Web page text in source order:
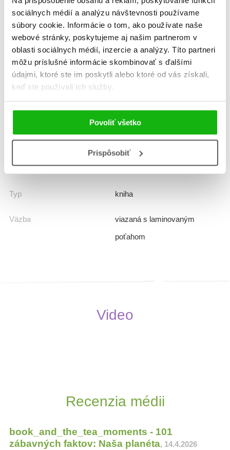
sociálnych médií a analýzu návštevnosti používame
súbory cookie. Informácie o tom, ako používate naše
webové stránky, poskytujeme aj našim partnerom v
oblasti sociálnych médií, inzercie a analýzy. Títo partneri
môžu príslušné informácie skombinovať s ďalšími
údajmi, ktoré ste im poskytli alebo ktoré od vás získali,
keď ste používali ich služby.
Povoliť všetko
Prispôsobiť
Formát 165x205 mm
Hmotnosť 0,327 kg
Jazyk slovenčina
Klaudia Matiková
EAN 9788056648681
Vek od 6
Typ kniha
Väzba
viazaná s laminovaným
poťahom
Video
Recenzia médii
book_and_the_tea_moments - 101
zábavných faktov: Naša planéta, 14.4.2026